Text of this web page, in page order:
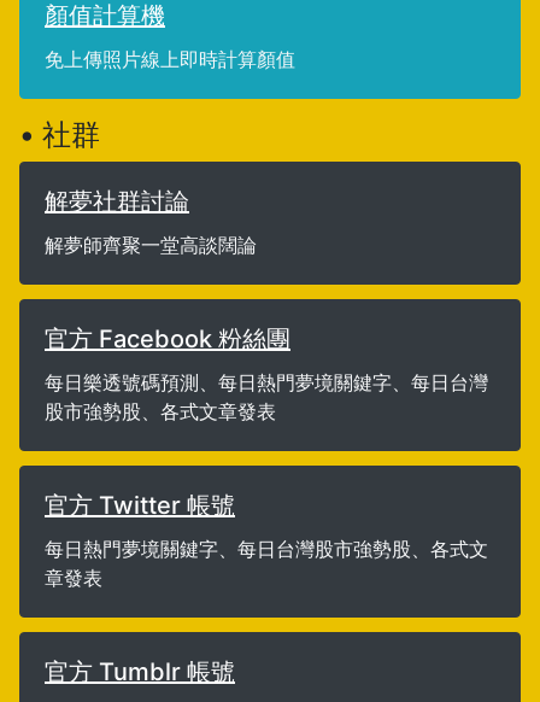
顏值計算機
免上傳照片線上即時計算顏值
• 社群
解夢社群討論
解夢師齊聚一堂高談闊論
官方 Facebook 粉絲團
每日樂透號碼預測、每日熱門夢境關鍵字、每日台灣
股市強勢股、各式文章發表
官方 Twitter 帳號
每日熱門夢境關鍵字、每日台灣股市強勢股、各式文
章發表
官方 Tumblr 帳號